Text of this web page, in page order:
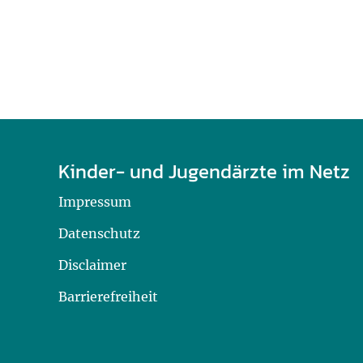
Kinder- und Jugendärzte im Netz
Impressum
Datenschutz
Disclaimer
Barrierefreiheit